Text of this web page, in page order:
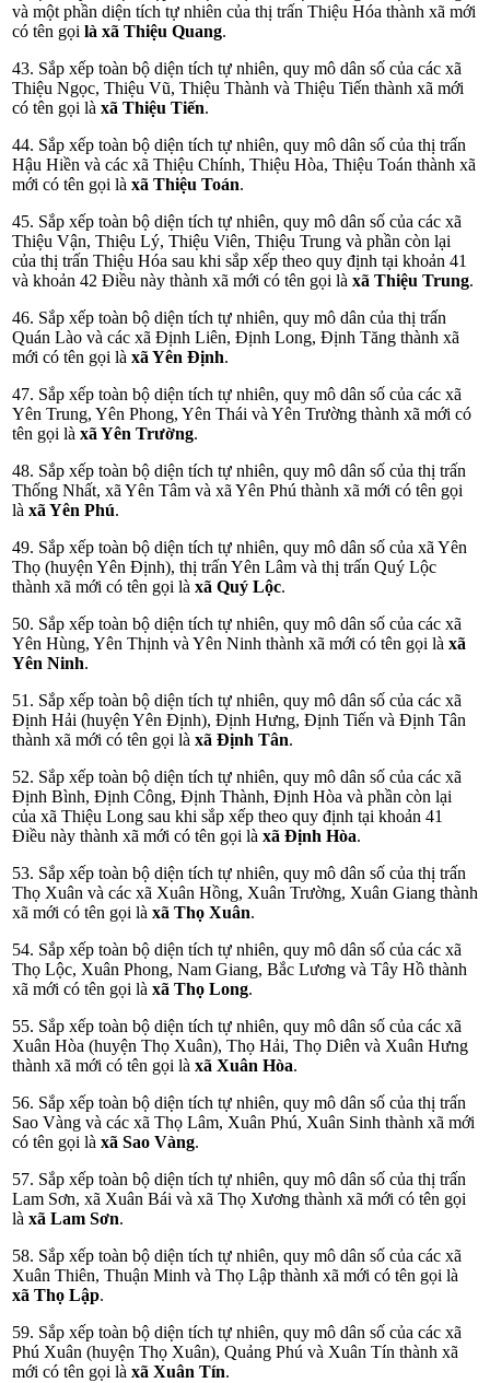
và một phần diện tích tự nhiên của thị trấn Thiệu Hóa thành xã mới
có tên gọi là xã Thiệu Quang.
43. Sắp xếp toàn bộ diện tích tự nhiên, quy mô dân số của các xã
Thiệu Ngọc, Thiệu Vũ, Thiệu Thành và Thiệu Tiến thành xã mới
có tên gọi là xã Thiệu Tiến.
44. Sắp xếp toàn bộ diện tích tự nhiên, quy mô dân số của thị trấn
Hậu Hiền và các xã Thiệu Chính, Thiệu Hòa, Thiệu Toán thành xã
mới có tên gọi là xã Thiệu Toán.
45. Sắp xếp toàn bộ diện tích tự nhiên, quy mô dân số của các xã
Thiệu Vận, Thiệu Lý, Thiệu Viên, Thiệu Trung và phần còn lại
của thị trấn Thiệu Hóa sau khi sắp xếp theo quy định tại khoản 41
và khoản 42 Điều này thành xã mới có tên gọi là xã Thiệu Trung.
46. Sắp xếp toàn bộ diện tích tự nhiên, quy mô dân của thị trấn
Quán Lào và các xã Định Liên, Định Long, Định Tăng thành xã
mới có tên gọi là xã Yên Định.
47. Sắp xếp toàn bộ diện tích tự nhiên, quy mô dân số của các xã
Yên Trung, Yên Phong, Yên Thái và Yên Trường thành xã mới có
tên gọi là xã Yên Trường.
48. Sắp xếp toàn bộ diện tích tự nhiên, quy mô dân số của thị trấn
Thống Nhất, xã Yên Tâm và xã Yên Phú thành xã mới có tên gọi
là xã Yên Phú.
49. Sắp xếp toàn bộ diện tích tự nhiên, quy mô dân số của xã Yên
Thọ (huyện Yên Định), thị trấn Yên Lâm và thị trấn Quý Lộc
thành xã mới có tên gọi là xã Quý Lộc.
50. Sắp xếp toàn bộ diện tích tự nhiên, quy mô dân số của các xã
Yên Hùng, Yên Thịnh và Yên Ninh thành xã mới có tên gọi là xã
Yên Ninh.
51. Sắp xếp toàn bộ diện tích tự nhiên, quy mô dân số của các xã
Định Hải (huyện Yên Định), Định Hưng, Định Tiến và Định Tân
thành xã mới có tên gọi là xã Định Tân.
52. Sắp xếp toàn bộ diện tích tự nhiên, quy mô dân số của các xã
Định Bình, Định Công, Định Thành, Định Hòa và phần còn lại
của xã Thiệu Long sau khi sắp xếp theo quy định tại khoản 41
Điều này thành xã mới có tên gọi là xã Định Hòa.
53. Sắp xếp toàn bộ diện tích tự nhiên, quy mô dân số của thị trấn
Thọ Xuân và các xã Xuân Hồng, Xuân Trường, Xuân Giang thành
xã mới có tên gọi là xã Thọ Xuân.
54. Sắp xếp toàn bộ diện tích tự nhiên, quy mô dân số của các xã
Thọ Lộc, Xuân Phong, Nam Giang, Bắc Lương và Tây Hồ thành
xã mới có tên gọi là xã Thọ Long.
55. Sắp xếp toàn bộ diện tích tự nhiên, quy mô dân số của các xã
Xuân Hòa (huyện Thọ Xuân), Thọ Hải, Thọ Diên và Xuân Hưng
thành xã mới có tên gọi là xã Xuân Hòa.
56. Sắp xếp toàn bộ diện tích tự nhiên, quy mô dân số của thị trấn
Sao Vàng và các xã Thọ Lâm, Xuân Phú, Xuân Sinh thành xã mới
có tên gọi là xã Sao Vàng.
57. Sắp xếp toàn bộ diện tích tự nhiên, quy mô dân số của thị trấn
Lam Sơn, xã Xuân Bái và xã Thọ Xương thành xã mới có tên gọi
là xã Lam Sơn.
58. Sắp xếp toàn bộ diện tích tự nhiên, quy mô dân số của các xã
Xuân Thiên, Thuận Minh và Thọ Lập thành xã mới có tên gọi là
xã Thọ Lập.
59. Sắp xếp toàn bộ diện tích tự nhiên, quy mô dân số của các xã
Phú Xuân (huyện Thọ Xuân), Quảng Phú và Xuân Tín thành xã
mới có tên gọi là xã Xuân Tín.